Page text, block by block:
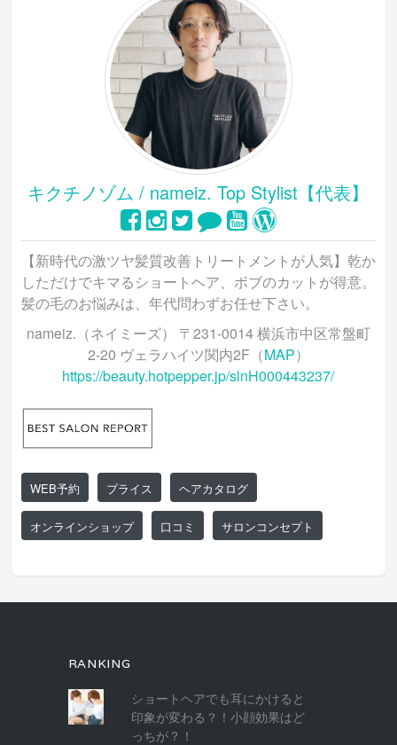
キクチノゾム / nameiz. Top Stylist【代表】
【新時代の激ツヤ髪質改善トリートメントが人気】乾か
しただけでキマるショートヘア、ボブのカットが得意。
髪の毛のお悩みは、年代問わずお任せ下さい。
nameiz.（ネイミーズ） 〒231-0014 横浜市中区常盤町
2-20 ヴェラハイツ関内2F（MAP）
https://beauty.hotpepper.jp/slnH000443237/
WEB予約 プライス ヘアカタログ
オンラインショップ 口コミ サロンコンセプト
RANKING
ショートヘアでも耳にかけると
印象が変わる？！小顔効果はど
っちが？！